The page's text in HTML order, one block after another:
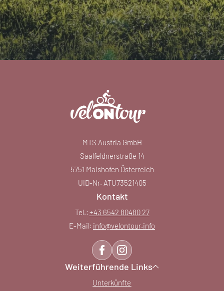
MTS Austria GmbH
Saalfeldnerstraße 14
5751 Maishofen Österreich
UID-Nr. ATU73521405
Kontakt
Tel.: +43 6542 80480 27
E-Mail: info@velontour.info
Weiterführende Links
Unterkünfte